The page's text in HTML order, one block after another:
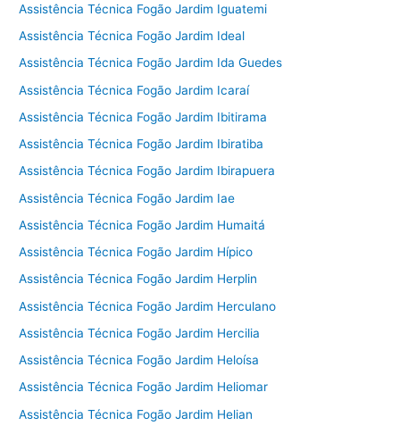
Assistência Técnica Fogão Jardim Iguatemi
Assistência Técnica Fogão Jardim Ideal
Assistência Técnica Fogão Jardim Ida Guedes
Assistência Técnica Fogão Jardim Icaraí
Assistência Técnica Fogão Jardim Ibitirama
Assistência Técnica Fogão Jardim Ibiratiba
Assistência Técnica Fogão Jardim Ibirapuera
Assistência Técnica Fogão Jardim Iae
Assistência Técnica Fogão Jardim Humaitá
Assistência Técnica Fogão Jardim Hípico
Assistência Técnica Fogão Jardim Herplin
Assistência Técnica Fogão Jardim Herculano
Assistência Técnica Fogão Jardim Hercilia
Assistência Técnica Fogão Jardim Heloísa
Assistência Técnica Fogão Jardim Heliomar
Assistência Técnica Fogão Jardim Helian